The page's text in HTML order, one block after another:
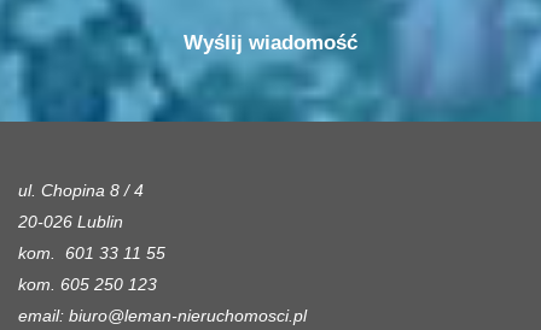
ul. Chopina 8 / 4
20-026 Lublin
kom. 601 33 11 55
kom. 605 250 123
email: biuro@leman-nieruchomosci.pl